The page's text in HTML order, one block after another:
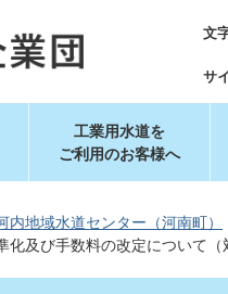
文
サ
工業用水道を
ご利用のお客様へ
内地域水道センター（河南町）
及び手数料の改定について（